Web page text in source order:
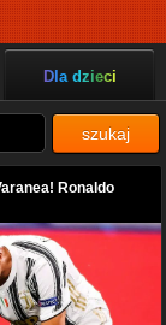
Dla dzieci
szukaj
Ronaldo